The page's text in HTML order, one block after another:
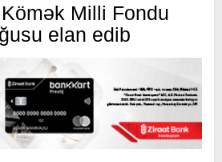
Milli Fondu
elan edib